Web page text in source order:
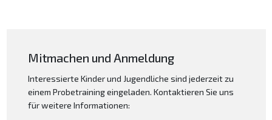
Mitmachen und Anmeldung
Interessierte Kinder und Jugendliche sind jederzeit zu
einem Probetraining eingeladen. Kontaktieren Sie uns
für weitere Informationen: